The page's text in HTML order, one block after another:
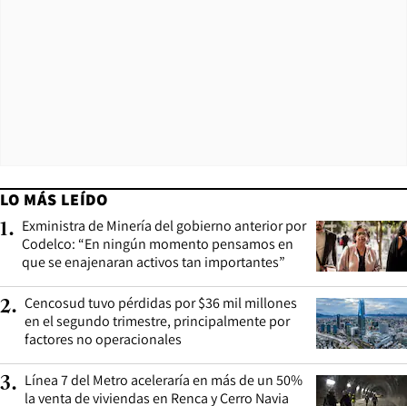
LO MÁS LEÍDO
1. Exministra de Minería del gobierno anterior por
Codelco: “En ningún momento pensamos en
que se enajenaran activos tan importantes”
2. Cencosud tuvo pérdidas por $36 mil millones
en el segundo trimestre, principalmente por
factores no operacionales
3. Línea 7 del Metro aceleraría en más de un 50%
la venta de viviendas en Renca y Cerro Navia